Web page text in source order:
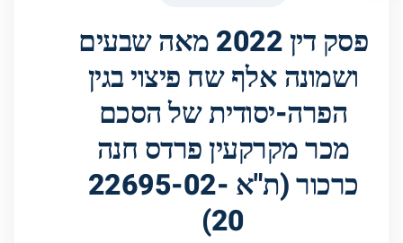
פסק דין 2022 מאה שבעים
ושמונה אלף שח פיצוי בגין
הפרה-יסודית של הסכם
מכר מקרקעין פרדס חנה
כרכור (ת"א 22695-02-
20)